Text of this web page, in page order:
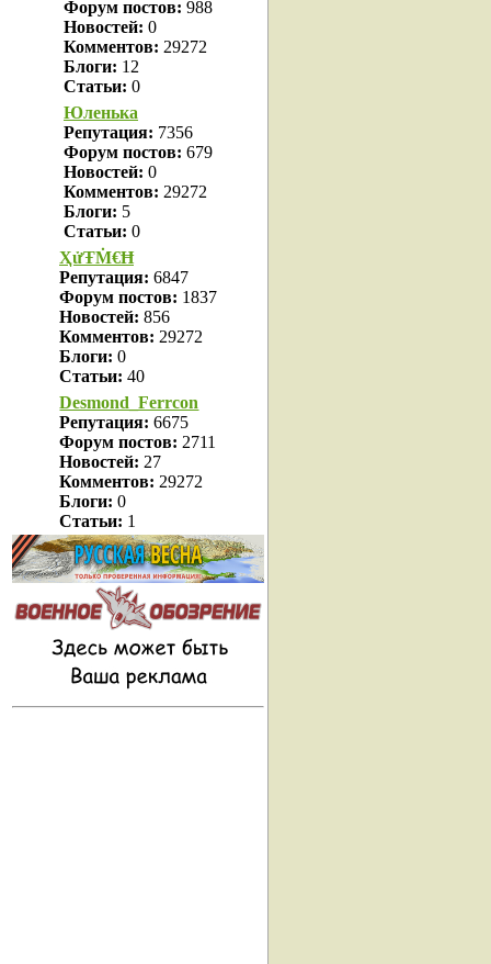
Форум постов: 988
Новостей: 0
Комментов: 29272
Блоги: 12
Статьи: 0
Юленька
Репутация: 7356
Форум постов: 679
Новостей: 0
Комментов: 29272
Блоги: 5
Статьи: 0
ҲửŦṀ€Ħ
Репутация: 6847
Форум постов: 1837
Новостей: 856
Комментов: 29272
Блоги: 0
Статьи: 40
Desmond_Ferrcon
Репутация:6675
Форум постов: 2711
Новостей: 27
Комментов: 29272
Блоги: 0
Статьи: 1